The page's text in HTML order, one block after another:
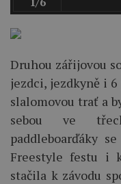
Druhou zářijovou
jezdci, jezdkyně i
slalomovou trať a
sebou ve
paddleboarďáky
Freestyle festu i
stačila k závodu